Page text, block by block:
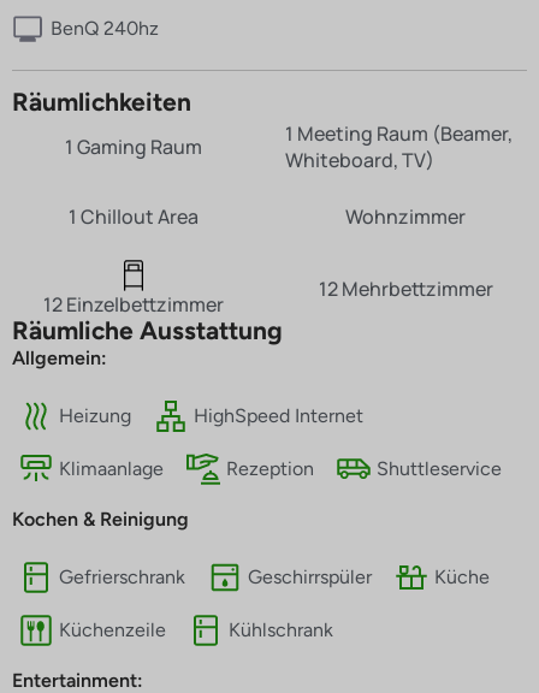
BenQ 240hz
Räumlichkeiten
1 Gaming Raum
1 Meeting Raum (Beamer,
Whiteboard, TV)
1 Chillout Area Wohnzimmer
12 Einzelbettzimmer
12 Mehrbettzimmer
Räumliche Ausstattung
Allgemein:
Heizung HighSpeed Internet
Klimaanlage Rezeption Shuttleservice
Kochen & Reinigung
Gefrierschrank Geschirrspüler Küche
Küchenzeile Kühlschrank
Entertainment: